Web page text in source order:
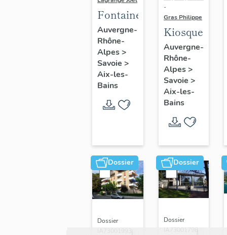
Fontaine
Auvergne-
Rhône-
Alpes>
Savoie >
Aix-les-
Bains
-
Gras Philippe
Kiosque
Auvergne-
Rhône-
Alpes>
Savoie >
Aix-les-
Bains
Dossier
Dossier
Dossier
Dossier
IA73001798 |